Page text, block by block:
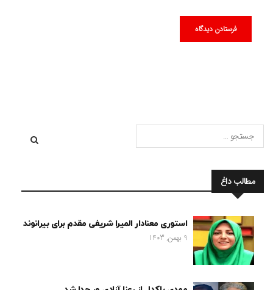
مطالب داغ
استوری معنادار المیرا شریفی مقدم برای بیرانوند
9 بهمن, 1403